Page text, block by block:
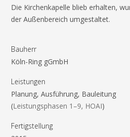
Die Kirchenkapelle blieb erhalten,
der Außenbereich umgestaltet.
Bauherr
Köln-Ring gGmbH
Leistungen
Planung, Ausführung, Bauleitung
(Leistungsphasen 1–9, HOAI)
Fertigstellung